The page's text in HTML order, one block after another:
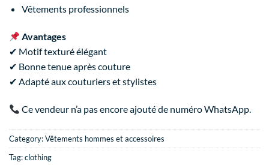
Vêtements professionnels
Avantages
✔ Motif texturé élégant
✔ Bonne tenue après couture
✔ Adapté aux couturiers et stylistes
Ce vendeur n’a pas encore ajouté de numéro WhatsApp.
Category:Vêtements hommes et accessoires
Tag:clothing